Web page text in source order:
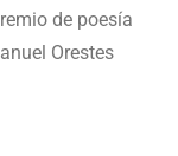
de poesía
Orestes